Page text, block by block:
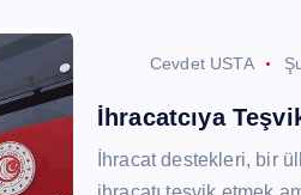
Cevdet USTA
İhracatcıya
İhracat destekleri, bir